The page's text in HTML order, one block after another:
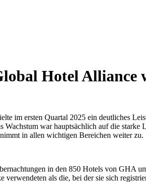
Hotel
im ersten Quartal 2025 ein deutliches
Wachstum war hauptsächlich auf die
in allen wichtigen Bereichen weiter zu.
in den 850 Hotels von GHA
verwendeten als die, bei der sie sich